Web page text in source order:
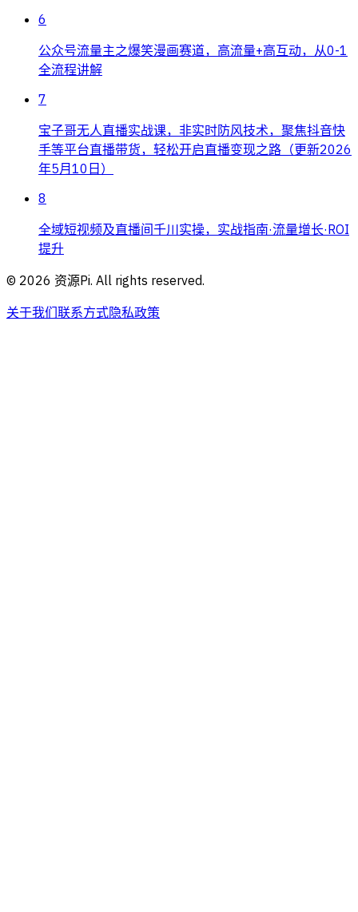
6
公众号流量主之爆笑漫画赛道，高流量+高互动，从0-1
全流程讲解
7
宝子哥无人直播实战课，非实时防风技术，聚焦抖音快
手等平台直播带货，轻松开启直播变现之路（更新2026
年5月10日）
8
全域短视频及直播间千川实操，实战指南·流量增长·ROI
提升
© 2026 资源Pi. All rights reserved.
关于我们联系方式隐私政策